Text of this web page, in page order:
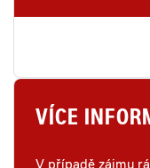
VÍCE